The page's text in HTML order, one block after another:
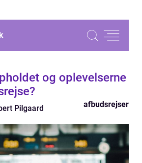
og oplevelserne
Pilgaard afbudsrejser